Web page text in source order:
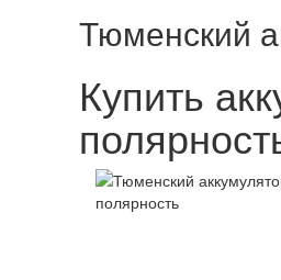
Тюменский
Купить